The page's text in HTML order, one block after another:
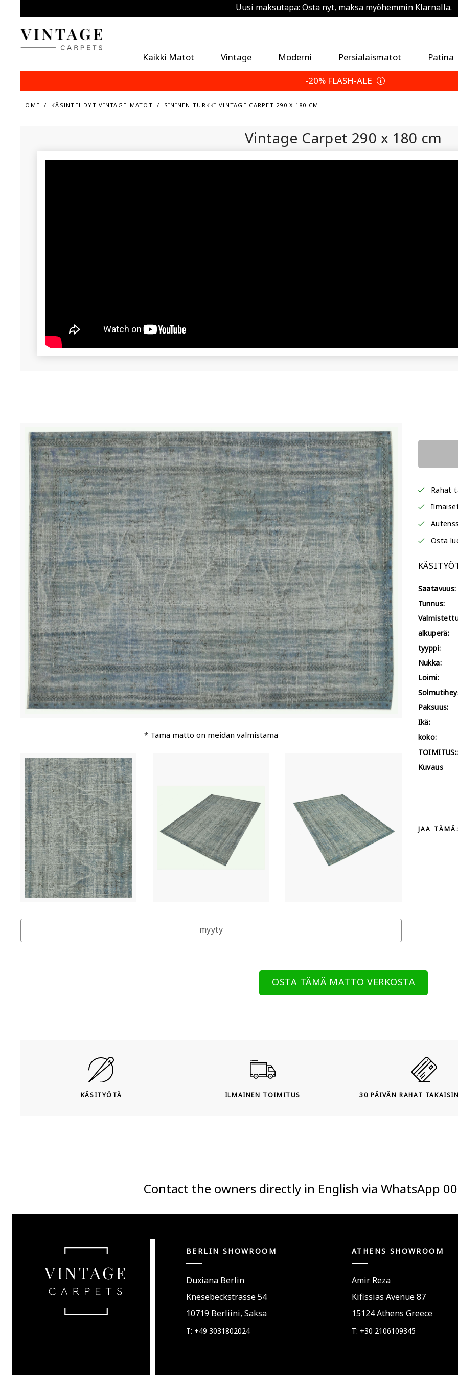
Säästä 5 % ylimääräistä — Valitse palautusehtosi
Uusi maksutapa: Osta nyt, maksa myöhemmin Klarnalla.
Kesäloma-aikataulu
Kaikki Matot Vintage Moderni Persialaismatot Patina
-20% FLASH-ALE
HOME KÄSINTEHDYT VINTAGE-MATOT SININEN TURKKI VINTAGE CARPET 290 X 180 CM
Vintage Carpet 290 x 180 cm
* Tämä matto on meidän valmistama
myyty
Rahat
Osta
Saatavuus:
Tunnus:
alkuperä:
tyyppi:
Nukka:
Loimi:
Paksuus:
Ikä:
koko:
TOIMITUS::
Kuvaus
JAA TÄMÄ:
OSTA TÄMÄ MATTO VERKOSTA
KÄSITYÖTÄ ILMAINEN TOIMITUS 30 PÄIVÄN RAHAT
Contact the owners directly in English via WhatsApp
BERLIN SHOWROOM
Duxiana Berlin
Knesebeckstrasse 54
10719 Berliini, Saksa
T: +49 3031802024
ATHENS SHOWROOM
Amir Reza
Kifissias Avenue 87
15124 Athens Greece
T: +30 2106109345